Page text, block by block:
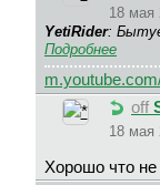
18 мая
YetiRider:
Подробнее
off
18 мая
Хорошо что не